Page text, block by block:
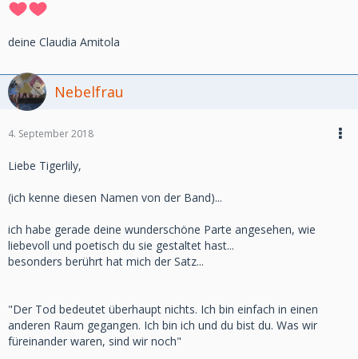
deine Claudia Amitola
Nebelfrau
4. September 2018
Liebe Tigerlily,
(ich kenne diesen Namen von der Band)...
ich habe gerade deine wunderschöne Parte angesehen, wie
liebevoll und poetisch du sie gestaltet hast...
besonders berührt hat mich der Satz...
"Der Tod bedeutet überhaupt nichts. Ich bin einfach in einen
anderen Raum gegangen. Ich bin ich und du bist du. Was wir
füreinander waren, sind wir noch"